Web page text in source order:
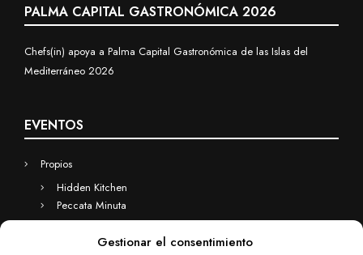
Gestionar el consentimiento
PALMA CAPITAL GASTRONÓMICA 2026
Chefs(in) apoya a Palma Capital Gastronómica de las Islas del
Mediterráneo 2026
EVENTOS
Propios
Hidden Kitchen
Peccata Minuta
Eventos a medida